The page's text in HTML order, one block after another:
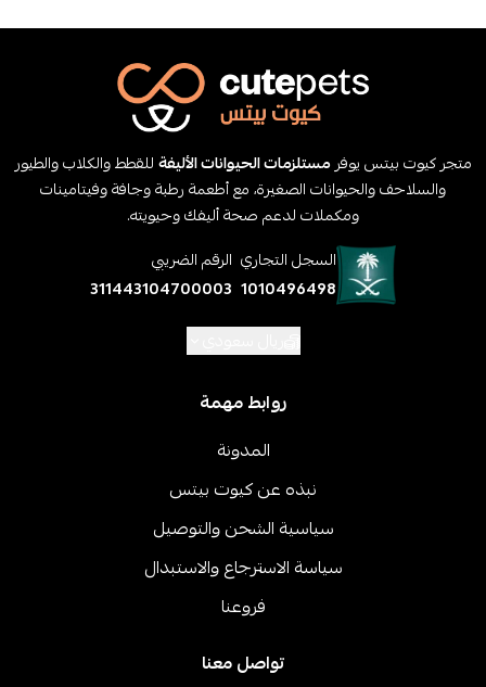
متجر كيوت بيتس يوفر مستلزمات الحيوانات الأليفةللقطط والكلاب والطيور
والسلاحف والحيوانات الصغيرة، مع أطعمة رطبة وجافة وفيتامينات
ومكملات لدعم صحة أليفك وحيويته.
السجل التجاري
1010496498
الرقم الضريبي
311443104700003
روابط مهمة
المدونة
نبذه عن كيوت بيتس
سياسية الشحن والتوصيل
سياسة الاسترجاع والاستبدال
فروعنا
تواصل معنا